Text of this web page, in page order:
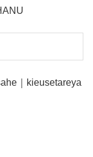
｜kieusetareya